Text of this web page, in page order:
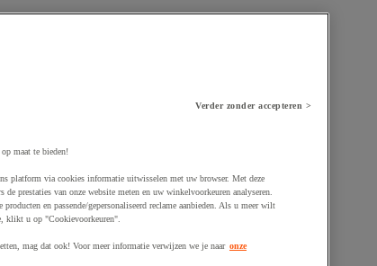
Verder zonder accepteren >
maat te bieden!
platform via cookies informatie uitwisselen met uw browser. Met deze
prestaties van onze website meten en uw winkelvoorkeuren analyseren.
en passende/gepersonaliseerd reclame aanbieden. Als u meer wilt
klikt u op "Cookievoorkeuren".
mag dat ook! Voor meer informatie verwijzen we je naar onze